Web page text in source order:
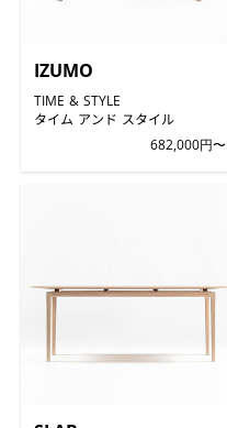
IZUMO
TIME & STYLE
タイム アンド スタイル
682,000円〜